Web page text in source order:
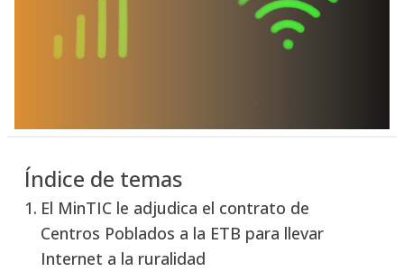
Índice de temas
El MinTIC le adjudica el contrato de
Centros Poblados a la ETB para llevar
Internet a la ruralidad